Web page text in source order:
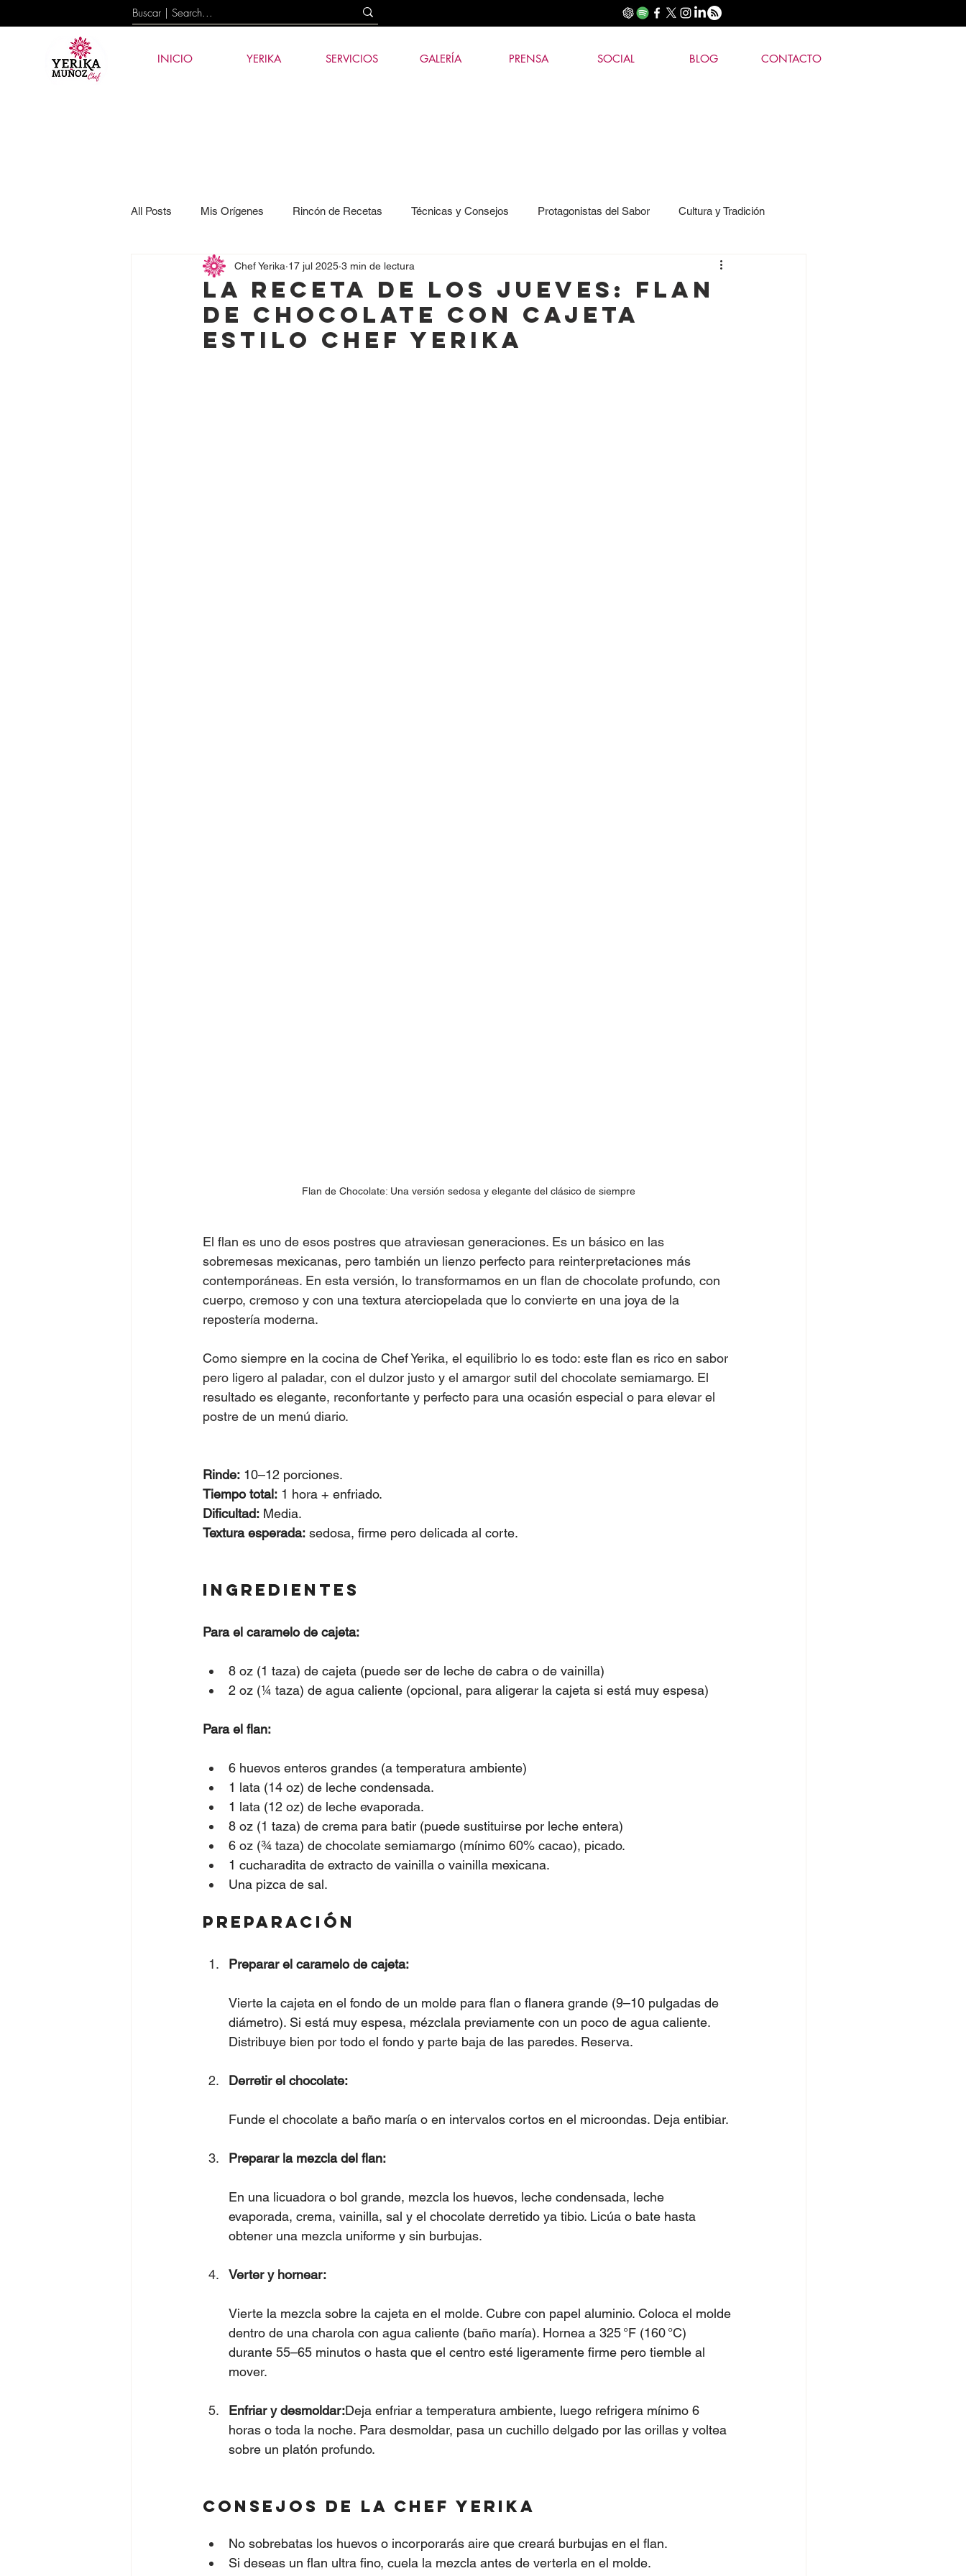
INICIO YERIKA SERVICIOS GALERÍA PRENSA SOCIAL BLOG CONTACTO
All Posts Mis Orígenes Rincón de Recetas Técnicas y Consejos Protagonistas del Sabor Cultura y Tradición
News Tecnología e IA
LA RECETA DE LOS JUEVES: FLAN
DE CHOCOLATE CON CAJETA
estilo Chef Yerika
Chef Yerika 17 jul 2025 3 min de lectura
Flan de Chocolate: Una versión sedosa y elegante del clásico de siempre
El flan es uno de esos postres que atraviesan generaciones. Es un básico en las
sobremesas mexicanas, pero también un lienzo perfecto para reinterpretaciones más
contemporáneas. En esta versión, lo transformamos en un flan de chocolate profundo, con
cuerpo, cremoso y con una textura aterciopelada que lo convierte en una joya de la
repostería moderna.
Como siempre en la cocina de Chef Yerika, el equilibrio lo es todo: este flan es rico en sabor
pero ligero al paladar, con el dulzor justo y el amargor sutil del chocolate semiamargo. El
resultado es elegante, reconfortante y perfecto para una ocasión especial o para elevar el
postre de un menú diario.
Rinde: 10–12 porciones.
Tiempo total: 1 hora + enfriado.
Dificultad: Media.
Textura esperada: sedosa, firme pero delicada al corte.
Ingredientes
Para el caramelo de cajeta:
8 oz (1 taza) de cajeta (puede ser de leche de cabra o de vainilla)
2 oz (¼ taza) de agua caliente (opcional, para aligerar la cajeta si está muy espesa)
Para el flan:
6 huevos enteros grandes (a temperatura ambiente)
1 lata (14 oz) de leche condensada.
1 lata (12 oz) de leche evaporada.
8 oz (1 taza) de crema para batir (puede sustituirse por leche entera)
6 oz (¾ taza) de chocolate semiamargo (mínimo 60% cacao), picado.
1 cucharadita de extracto de vainilla o vainilla mexicana.
Una pizca de sal.
Preparación
Preparar el caramelo de cajeta:
Vierte la cajeta en el fondo de un molde para flan o flanera grande (9–10 pulgadas de
diámetro). Si está muy espesa, mézclala previamente con un poco de agua caliente.
Distribuye bien por todo el fondo y parte baja de las paredes. Reserva.
Derretir el chocolate:
Funde el chocolate a baño maría o en intervalos cortos en el microondas. Deja entibiar.
Preparar la mezcla del flan:
En una licuadora o bol grande, mezcla los huevos, leche condensada, leche
evaporada, crema, vainilla, sal y el chocolate derretido ya tibio. Licúa o bate hasta
obtener una mezcla uniforme y sin burbujas.
Verter y hornear:
Vierte la mezcla sobre la cajeta en el molde. Cubre con papel aluminio. Coloca el molde
dentro de una charola con agua caliente (baño maría). Hornea a 325 °F (160 °C)
durante 55–65 minutos o hasta que el centro esté ligeramente firme pero tiemble al
mover.
Enfriar y desmoldar:Deja enfriar a temperatura ambiente, luego refrigera mínimo 6
horas o toda la noche. Para desmoldar, pasa un cuchillo delgado por las orillas y voltea
sobre un platón profundo.
Consejos de la Chef Yerika
No sobrebatas los huevos o incorporarás aire que creará burbujas en el flan.
Si deseas un flan ultra fino, cuela la mezcla antes de verterla en el molde.